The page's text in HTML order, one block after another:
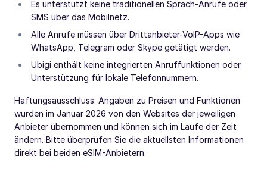
Es unterstützt keine traditionellen Sprach-Anrufe oder
SMS über das Mobilnetz.
Alle Anrufe müssen über Drittanbieter-VoIP-Apps wie
WhatsApp, Telegram oder Skype getätigt werden.
Ubigi enthält keine integrierten Anruffunktionen oder
Unterstützung für lokale Telefonnummern.
Haftungsausschluss: Angaben zu Preisen und Funktionen
wurden im Januar 2026 von den Websites der jeweiligen
Anbieter übernommen und können sich im Laufe der Zeit
ändern. Bitte überprüfen Sie die aktuellsten Informationen
direkt bei beiden eSIM-Anbietern.